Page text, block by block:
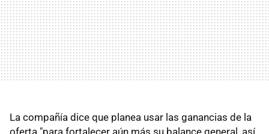
La compañía dice que planea usar las ganancias de la
oferta "para fortalecer aún más su balance general, así